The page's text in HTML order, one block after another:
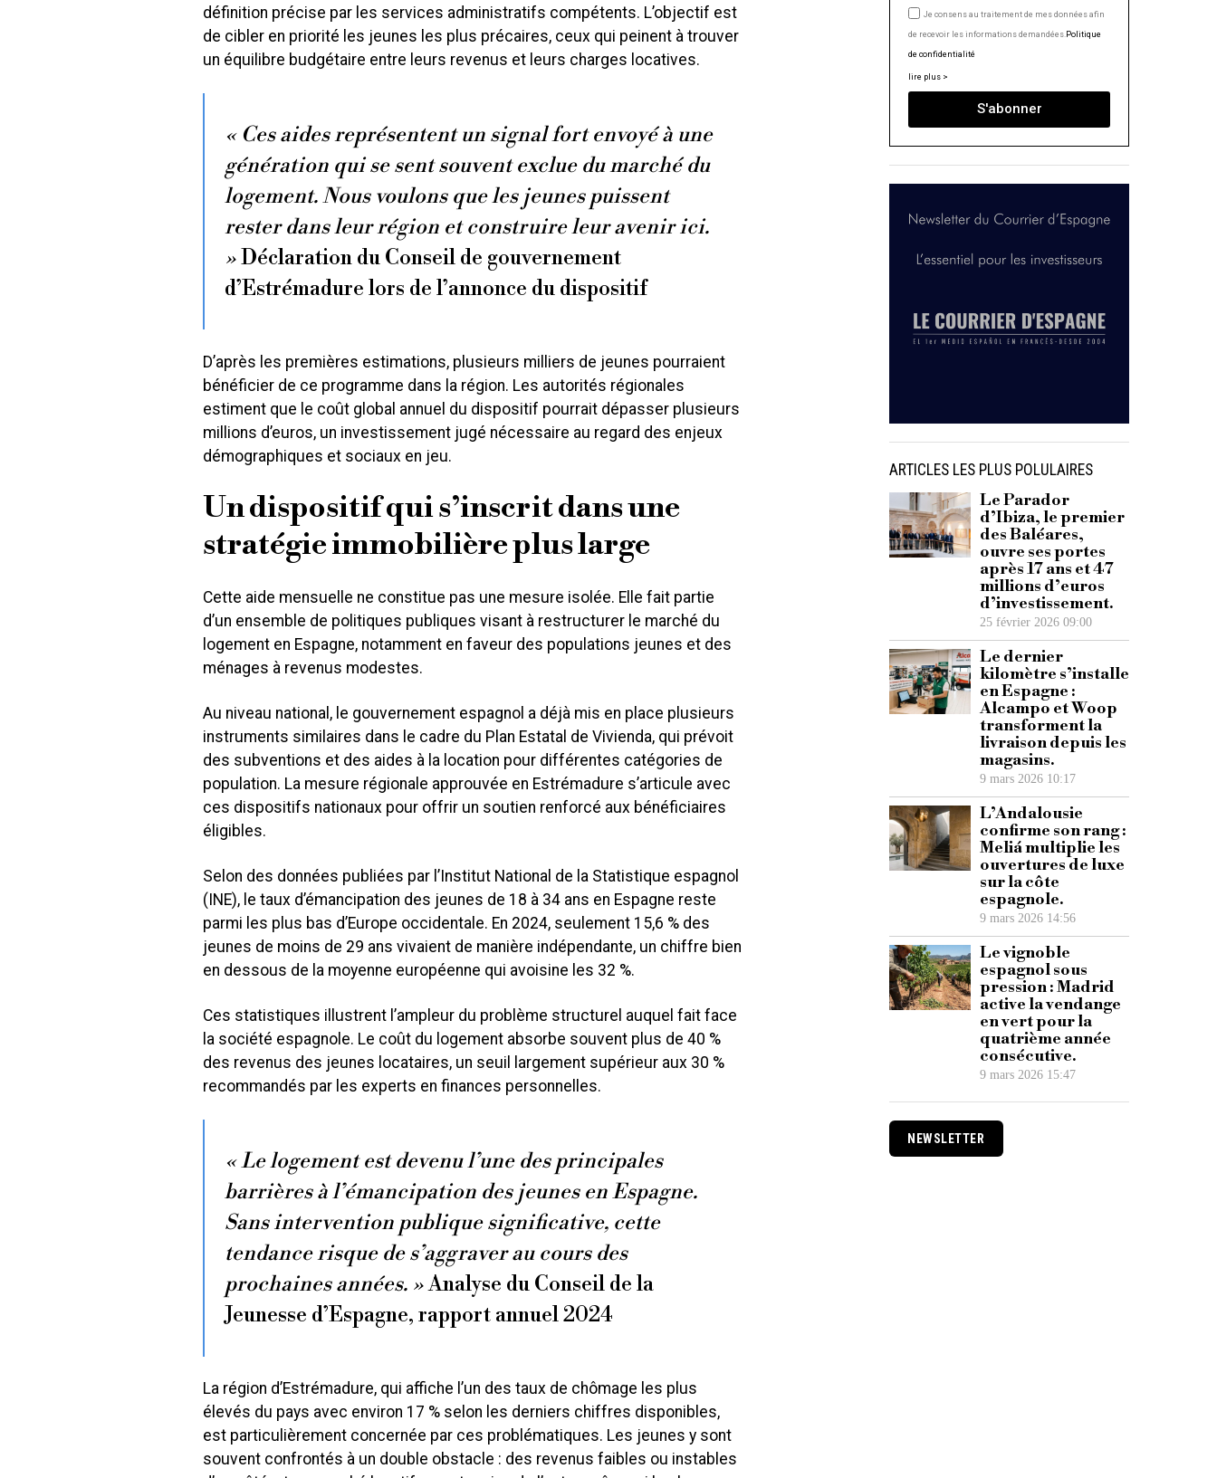
définition précise par les services administratifs compétents. L’objectif est
de cibler en priorité les jeunes les plus précaires, ceux qui peinent à trouver
un équilibre budgétaire entre leurs revenus et leurs charges locatives.
« Ces aides représentent un signal fort envoyé à une
génération qui se sent souvent exclue du marché du
logement. Nous voulons que les jeunes puissent
rester dans leur région et construire leur avenir ici.
»Déclaration du Conseil de gouvernement
d’Estrémadure lors de l’annonce du dispositif
D’après les premières estimations, plusieurs milliers de jeunes pourraient
bénéficier de ce programme dans la région. Les autorités régionales
estiment que le coût global annuel du dispositif pourrait dépasser plusieurs
millions d’euros, un investissement jugé nécessaire au regard des enjeux
démographiques et sociaux en jeu.
Un dispositif qui s’inscrit dans une
stratégie immobilière plus large
Cette aide mensuelle ne constitue pas une mesure isolée. Elle fait partie
d’un ensemble de politiques publiques visant à restructurer le marché du
logement en Espagne, notamment en faveur des populations jeunes et des
ménages à revenus modestes.
Au niveau national, le gouvernement espagnol a déjà mis en place plusieurs
instruments similaires dans le cadre du Plan Estatal de Vivienda, qui prévoit
des subventions et des aides à la location pour différentes catégories de
population. La mesure régionale approuvée en Estrémadure s’articule avec
ces dispositifs nationaux pour offrir un soutien renforcé aux bénéficiaires
éligibles.
Selon des données publiées par l’Institut National de la Statistique espagnol
(INE), le taux d’émancipation des jeunes de 18 à 34 ans en Espagne reste
parmi les plus bas d’Europe occidentale. En 2024, seulement 15,6 % des
jeunes de moins de 29 ans vivaient de manière indépendante, un chiffre bien
en dessous de la moyenne européenne qui avoisine les 32 %.
Ces statistiques illustrent l’ampleur du problème structurel auquel fait face
la société espagnole. Le coût du logement absorbe souvent plus de 40 %
des revenus des jeunes locataires, un seuil largement supérieur aux 30 %
recommandés par les experts en finances personnelles.
« Le logement est devenu l’une des principales
barrières à l’émancipation des jeunes en Espagne.
Sans intervention publique significative, cette
tendance risque de s’aggraver au cours des
prochaines années. »Analyse du Conseil de la
Jeunesse d’Espagne, rapport annuel 2024
La région d’Estrémadure, qui affiche l’un des taux de chômage les plus
élevés du pays avec environ 17 % selon les derniers chiffres disponibles,
est particulièrement concernée par ces problématiques. Les jeunes y sont
souvent confrontés à un double obstacle : des revenus faibles ou instables
Je consens au traitement de mes données afin
de recevoir les informations demandées. Politique
de confidentialité
lire plus >
S'abonner
ARTICLES LES PLUS POLULAIRES
Le Parador
d’Ibiza, le premier
des Baléares,
ouvre ses portes
après 17 ans et 47
millions d’euros
d’investissement.
25 février 2026 09:00
Le dernier
kilomètre s’installe
en Espagne :
Alcampo et Woop
transforment la
livraison depuis les
magasins.
9 mars 2026 10:17
L’Andalousie
confirme son rang :
Meliá multiplie les
ouvertures de luxe
sur la côte
espagnole.
9 mars 2026 14:56
Le vignoble
espagnol sous
pression : Madrid
active la vendange
en vert pour la
quatrième année
consécutive.
9 mars 2026 15:47
NEWSLETTER